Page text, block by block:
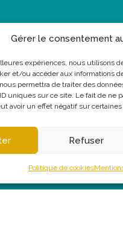
Gérer le consentement
expériences, nous utilisons
et/ou accéder aux informations
permettra de traiter des
uniques sur ce site. Le fait de ne
avoir un effet négatif sur
Refuser
Politique de cookies